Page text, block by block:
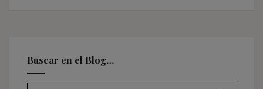
Buscar en el Blog…